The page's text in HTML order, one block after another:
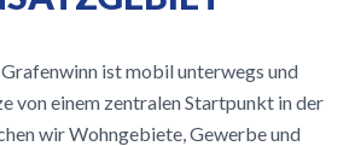
ist mobil unterwegs und
von einem zentralen Startpunkt in der
wir Wohngebiete, Gewerbe und